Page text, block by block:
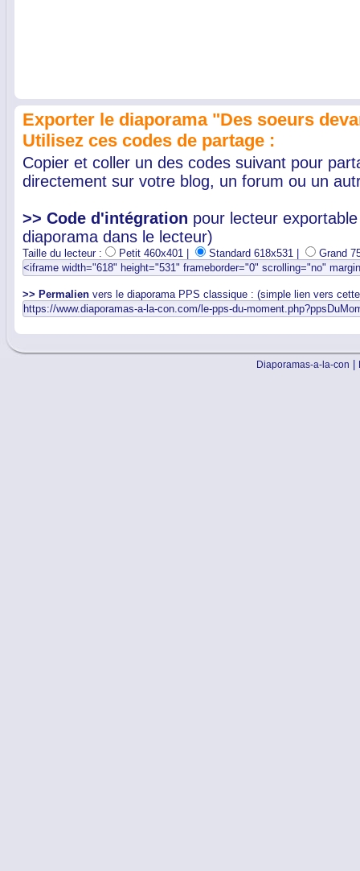
Exporter le diaporama "Des soeurs
Utilisez ces codes de partage :
Copier et coller un des codes suivant pour
directement sur votre blog, un forum ou un
>> Code d'intégration pour lecteur
diaporama dans le lecteur)
Taille du lecteur : Petit 460x401 | Standard 618x531 | Grand
>> Permalien vers le diaporama PPS classique : (simple lien vers
Diaporamas-a-la-con